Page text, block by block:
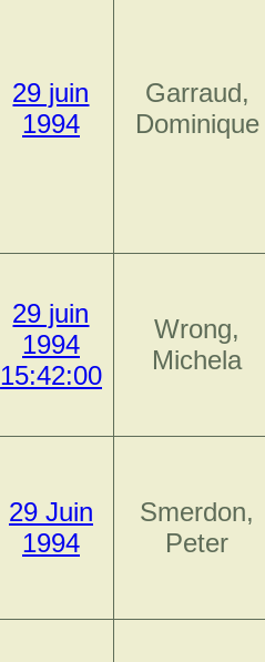
29 juin
1994
Garraud,
Dominique
29 juin
1994
15:42:00
Wrong,
Michela
29 Juin
1994
Smerdon,
Peter